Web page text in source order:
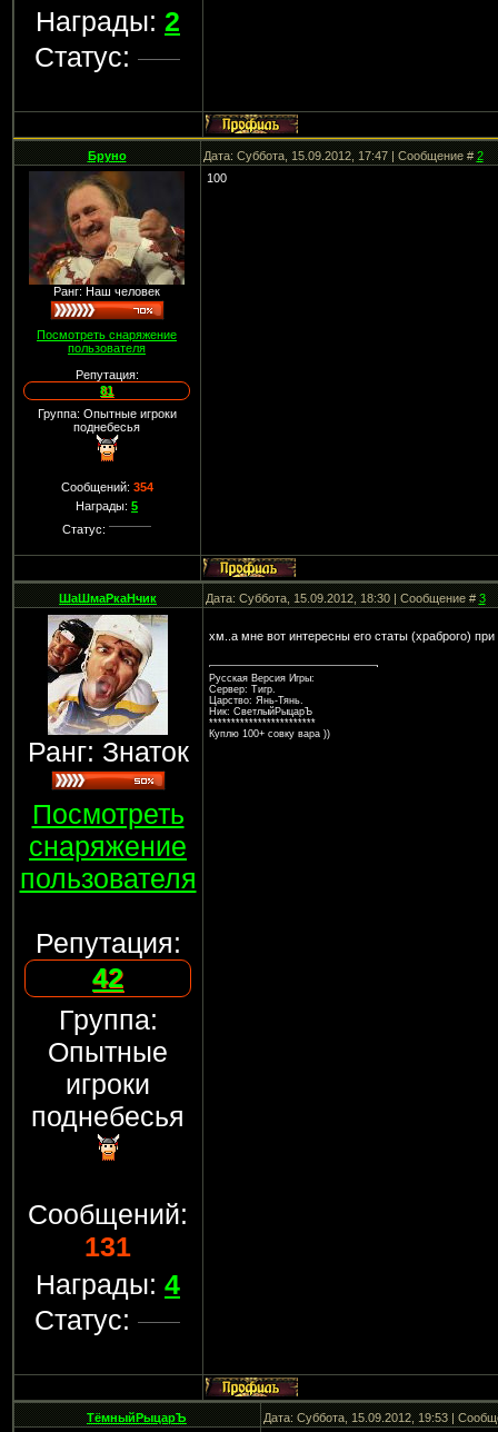
Награды: 2
Статус:
Бруно Дата: Суббота, 15.09.2012, 17:47 | Сообщение #2
Ранг: Наш человек
Посмотреть снаряжение
пользователя
Репутация:
81
Группа: Опытные игроки
поднебесья
Сообщений: 354
Награды: 5
Статус:
100
ШаШмаРкаНчик Дата: Суббота, 15.09.2012, 18:30 | Сообщение #3
Ранг: Знаток
Посмотреть
снаряжение
пользователя
Репутация:
42
Группа:
Опытные
игроки
поднебесья
Сообщений:
131
Награды: 4
Статус:
хм..а мне вот интересны его статы (храброго)
Русская Версия Игры:
Сервер: Тигр.
Царство: Янь-Тянь.
Ник: СветлыйРыцарЪ
************************
Куплю 100+ совку вара ))
ТёмныйРыцарЪ Дата: Суббота, 15.09.2012, 19:53 |